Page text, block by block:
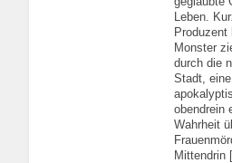
Leben.
Monster
durch die
Stadt,
obendrein
Wahrheit
Mittendrin